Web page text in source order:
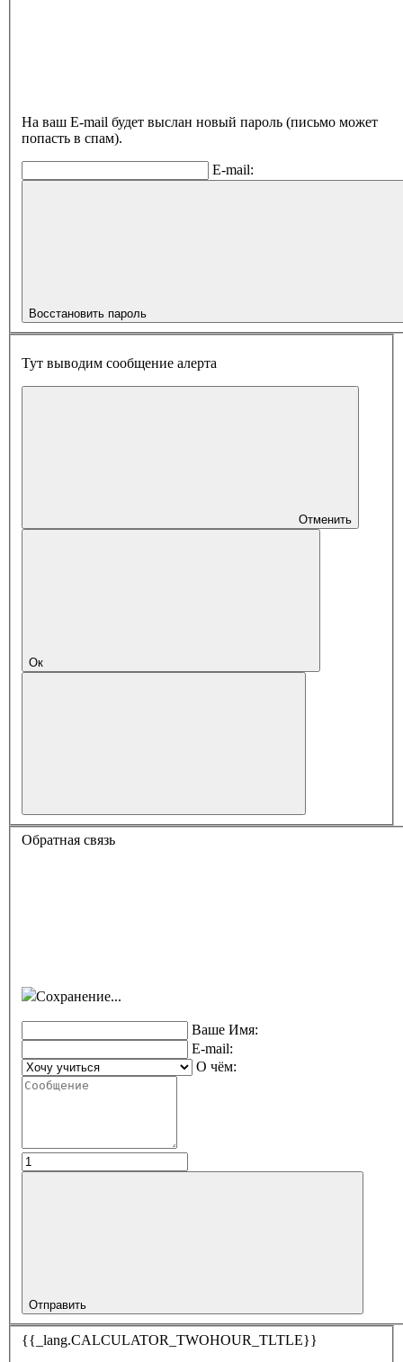
На ваш E-mail будет выслан новый пароль (письмо может
попасть в спам).
E-mail:
Восстановить пароль
Тут выводим сообщение алерта
Отменить
Ок
Обратная связь
Сохранение...
Ваше Имя:
E-mail:
О чём:
Отправить
{{_lang.CALCULATOR_TWOHOUR_TLTLE}}